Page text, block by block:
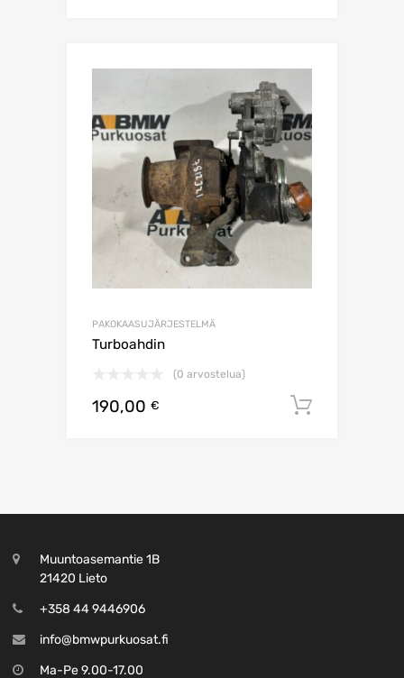
PAKOKAASUJÄRJESTELMÄ
Turboahdin
(0 arvostelua)
190,00 €
Muuntoasemantie 1B
21420 Lieto
+358 44 9446906
info@bmwpurkuosat.fi
Ma-Pe 9.00-17.00